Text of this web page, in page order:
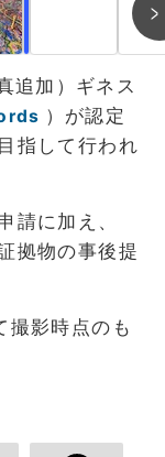
作成中
追加）ギネス
）が認定
指して行われ
請に加え、
拠物の事後提
撮影時点のも